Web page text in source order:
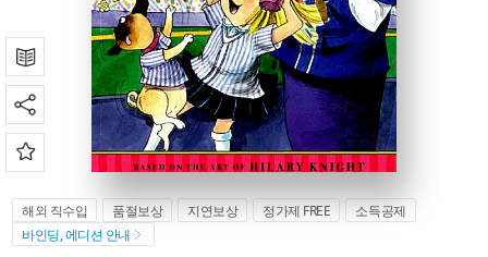
해외 직수입 품절보상 지연보상 정가제 FREE
소득공제
바인딩, 에디션 안내